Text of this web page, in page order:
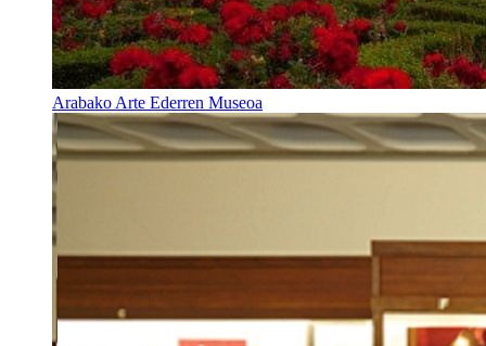
Arabako Arte Ederren Museoa